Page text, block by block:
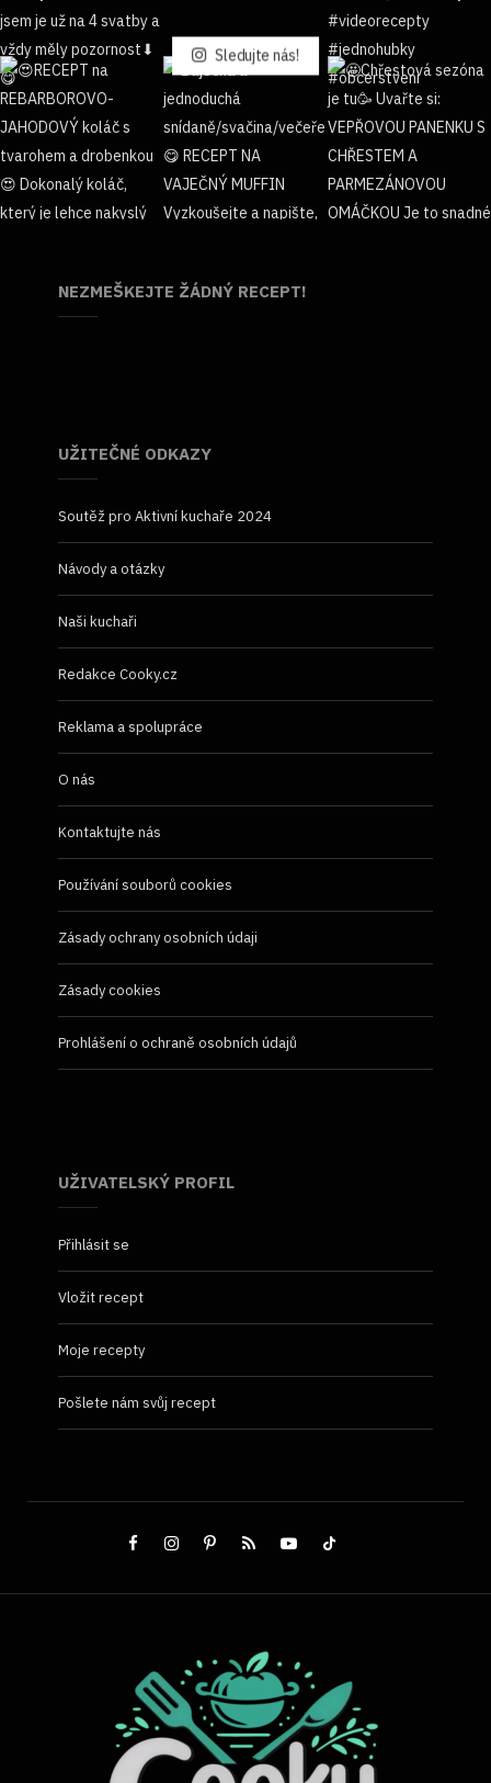
Sledujte nás!
NEZMEŠKEJTE ŽÁDNÝ RECEPT!
UŽITEČNÉ ODKAZY
Soutěž pro Aktivní kuchaře 2024
Návody a otázky
Naši kuchaři
Redakce Cooky.cz
Reklama a spolupráce
O nás
Kontaktujte nás
Používání souborů cookies
Zásady ochrany osobních údaji
Zásady cookies
Prohlášení o ochraně osobních údajů
UŽIVATELSKÝ PROFIL
Přihlásit se
Vložit recept
Moje recepty
Pošlete nám svůj recept